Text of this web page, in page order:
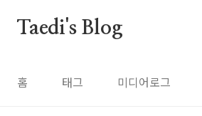
Taedi's Blog
홈 태그 미디어로그